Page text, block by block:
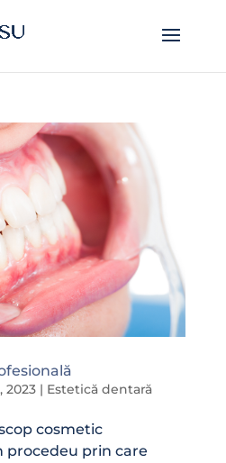
2023| Estetică dentară
cosmetic
procedeu prin care